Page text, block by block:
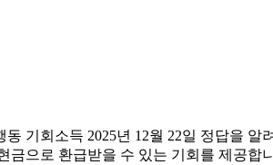
동 기회소득 2025년 12월 22일 정답을
금으로 환급받을 수 있는 기회를 제공